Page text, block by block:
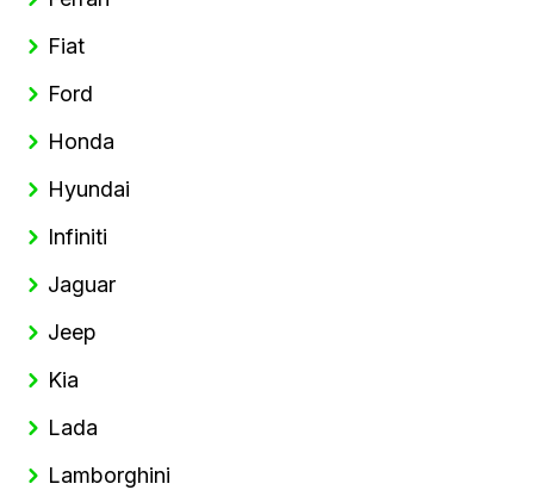
Fiat
Ford
Honda
Hyundai
Infiniti
Jaguar
Jeep
Kia
Lada
Lamborghini